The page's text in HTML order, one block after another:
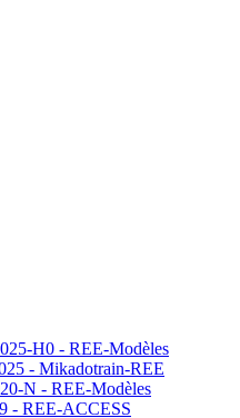
H0 - REE-Modèles
- Mikadotrain-REE
N - REE-Modèles
- REE-ACCESS